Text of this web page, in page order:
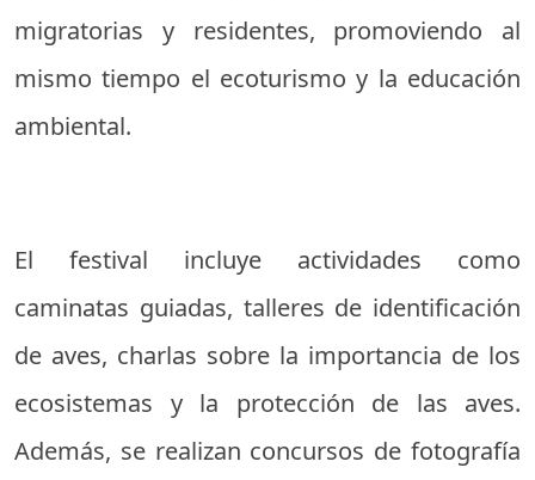
migratorias y residentes, promoviendo al
mismo tiempo el ecoturismo y la educación
ambiental.
El festival incluye actividades como
caminatas guiadas, talleres de identificación
de aves, charlas sobre la importancia de los
ecosistemas y la protección de las aves.
Además, se realizan concursos de fotografía